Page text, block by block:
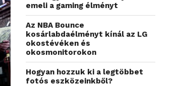
emeli a gaming élményt
Az NBA Bounce
kosárlabdaélményt kínál az LG
okostévéken és
okosmonitorokon
Hogyan hozzuk ki a legtöbbet
fotós eszközeinkből?